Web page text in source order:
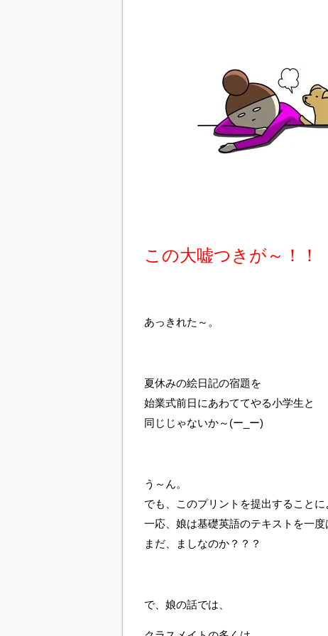
この大嘘つきが～！！
あっきれた～。
夏休みの絵日記の宿題を
始業式前日にあわててやる小学生と
同じじゃないか～(ー_ー)
う～ん。
でも、このプリントを提出することに
一応、娘は基礎英語のテキストを一度
まだ、ましなのか？？？
で、娘の話では、